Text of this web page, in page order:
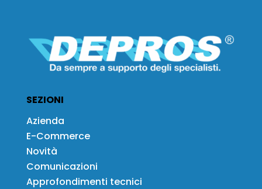
SEZIONI
Azienda
E-Commerce
Novità
Comunicazioni
Approfondimenti tecnici